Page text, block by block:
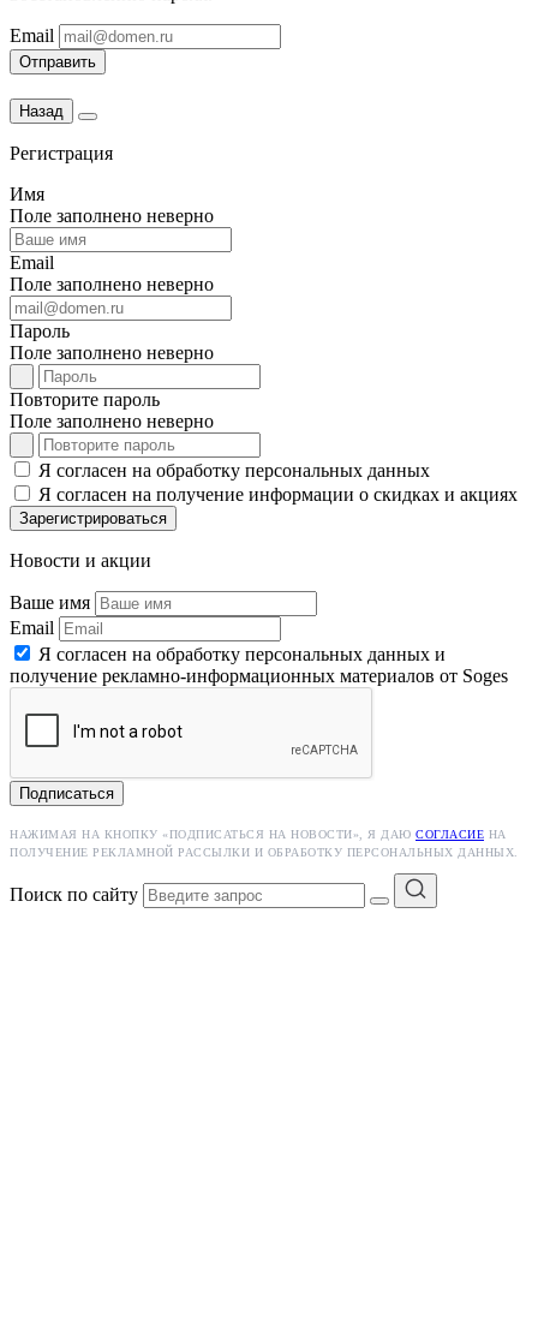
Email
Отправить
Назад
Регистрация
Имя
Поле заполнено неверно
Email
Поле заполнено неверно
Пароль
Поле заполнено неверно
Повторите пароль
Поле заполнено неверно
Я согласен на обработку персональных данных
Я согласен на получение информации о скидках и акциях
Зарегистрироваться
Новости и акции
Ваше имя
Email
Я согласен на обработку персональных данных и
получение рекламно-информационных материалов от Soges
Подписаться
НАЖИМАЯ НА КНОПКУ «ПОДПИСАТЬСЯ НА НОВОСТИ», Я ДАЮ СОГЛАСИЕ НА
ПОЛУЧЕНИЕ РЕКЛАМНОЙ РАССЫЛКИ И ОБРАБОТКУ ПЕРСОНАЛЬНЫХ ДАННЫХ.
Поиск по сайту